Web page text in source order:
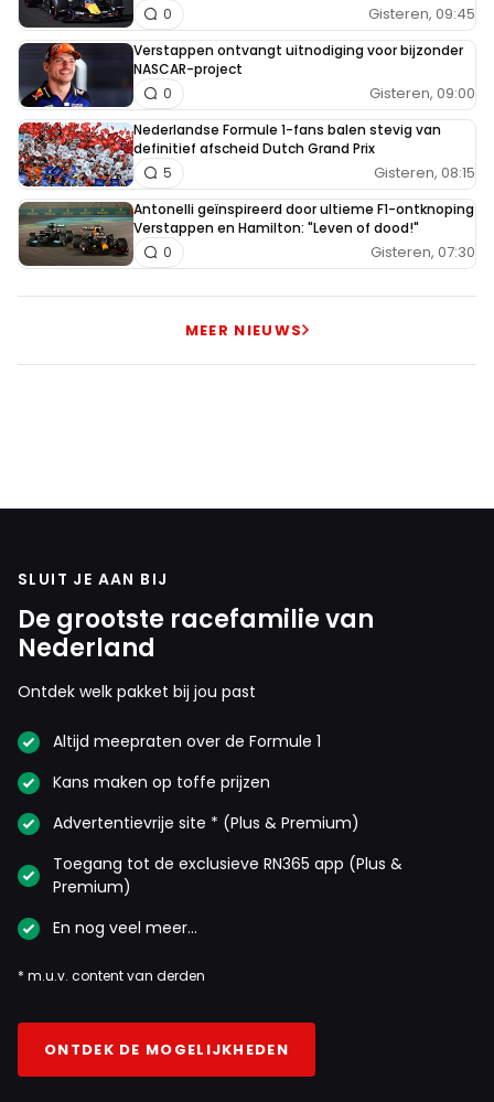
Gisteren, 09:45
0
Verstappen ontvangt uitnodiging voor bijzonder
NASCAR-project
Gisteren, 09:00
0
Nederlandse Formule 1-fans balen stevig van
definitief afscheid Dutch Grand Prix
Gisteren, 08:15
5
Antonelli geïnspireerd door ultieme F1-ontknoping
Verstappen en Hamilton: "Leven of dood!"
Gisteren, 07:30
0
MEER NIEUWS
SLUIT JE AAN BIJ
De grootste racefamilie van
Nederland
Ontdek welk pakket bij jou past
Altijd meepraten over de Formule 1
Kans maken op toffe prijzen
Advertentievrije site * (Plus & Premium)
Toegang tot de exclusieve RN365 app (Plus &
Premium)
En nog veel meer…
* m.u.v. content van derden
ONTDEK DE MOGELIJKHEDEN